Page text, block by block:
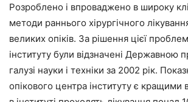
Розроблено і впроваджено в широку
методи раннього хірургічного
великих опіків. За рішення цієї
інституту були відзначені Державною
галузі науки і техніки за 2002 рік.
опікового центра інституту є кращими